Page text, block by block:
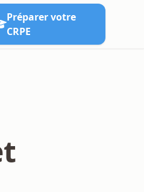
Préparer votre
CRPE